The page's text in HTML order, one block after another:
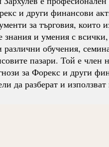
и други финансови
за търговия, които
знания и умения с
различни обучения,
пазари. Той е член
за Форекс и други
да разберат и